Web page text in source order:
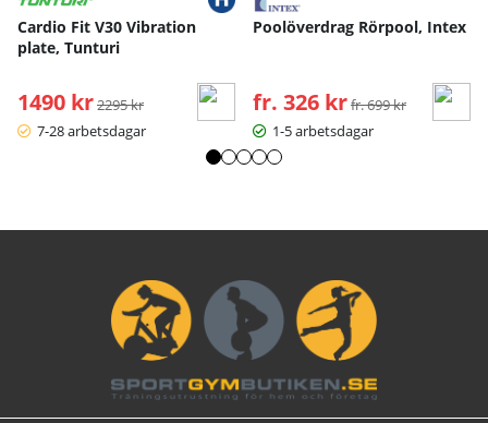
Cardio Fit V30 Vibration
plate, Tunturi
1490 kr Ordinarie pris:
2295 kr
7-28 arbetsdagar
Poolöverdrag Rörpool, Intex
fr. 326 kr Ordinarie pris:
fr. 699 kr
1-5 arbetsdagar